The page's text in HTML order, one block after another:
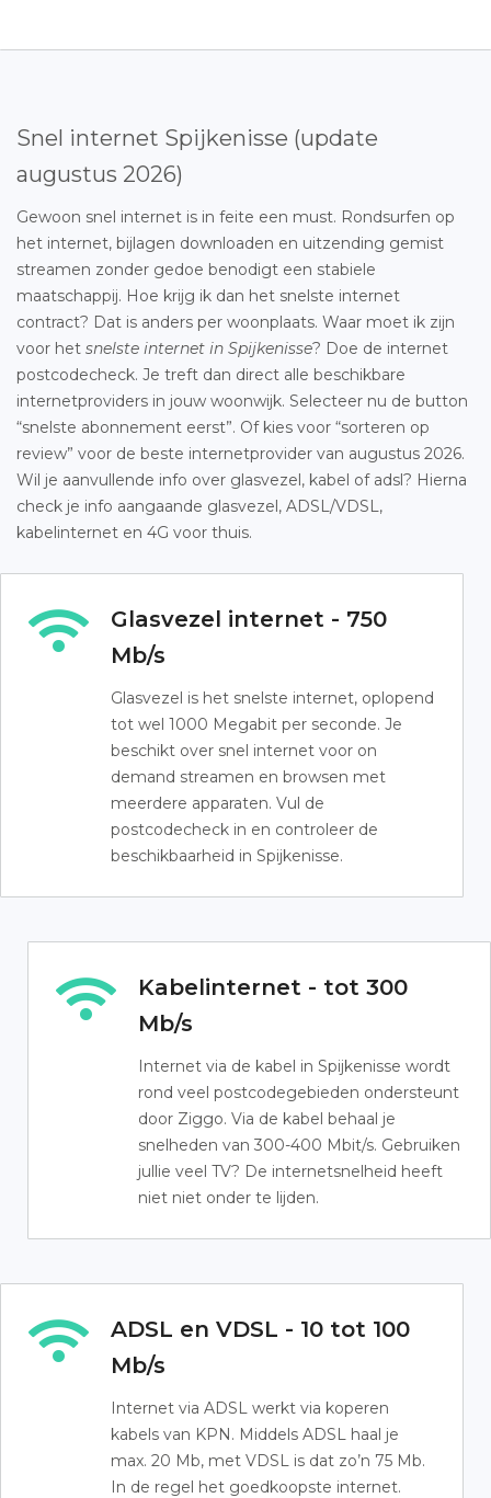
Snel internet Spijkenisse (update
augustus 2026)
Gewoon snel internet is in feite een must. Rondsurfen op
het internet, bijlagen downloaden en uitzending gemist
streamen zonder gedoe benodigt een stabiele
maatschappij. Hoe krijg ik dan het snelste internet
contract? Dat is anders per woonplaats. Waar moet ik zijn
voor het snelste internet in Spijkenisse? Doe de internet
postcodecheck. Je treft dan direct alle beschikbare
internetproviders in jouw woonwijk. Selecteer nu de button
“snelste abonnement eerst”. Of kies voor “sorteren op
review” voor de beste internetprovider van augustus 2026.
Wil je aanvullende info over glasvezel, kabel of adsl? Hierna
check je info aangaande glasvezel, ADSL/VDSL,
kabelinternet en 4G voor thuis.
Glasvezel internet - 750
Mb/s
Glasvezel is het snelste internet, oplopend
tot wel 1000 Megabit per seconde. Je
beschikt over snel internet voor on
demand streamen en browsen met
meerdere apparaten. Vul de
postcodecheck in en controleer de
beschikbaarheid in Spijkenisse.
Kabelinternet - tot 300
Mb/s
Internet via de kabel in Spijkenisse wordt
rond veel postcodegebieden ondersteunt
door Ziggo. Via de kabel behaal je
snelheden van 300-400 Mbit/s. Gebruiken
jullie veel TV? De internetsnelheid heeft
niet niet onder te lijden.
ADSL en VDSL - 10 tot 100
Mb/s
Internet via ADSL werkt via koperen
kabels van KPN. Middels ADSL haal je
max. 20 Mb, met VDSL is dat zo’n 75 Mb.
In de regel het goedkoopste internet.